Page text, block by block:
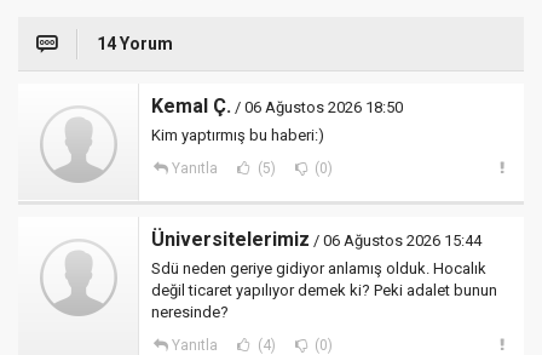
14 Yorum
Kemal Ç. / 06 Ağustos 2026 18:50
Kim yaptırmış bu haberi:)
Yanıtla (5) (0)
Üniversitelerimiz / 06 Ağustos 2026 15:44
Sdü neden geriye gidiyor anlamış olduk. Hocalık
değil ticaret yapılıyor demek ki? Peki adalet bunun
neresinde?
Yanıtla (4) (0)